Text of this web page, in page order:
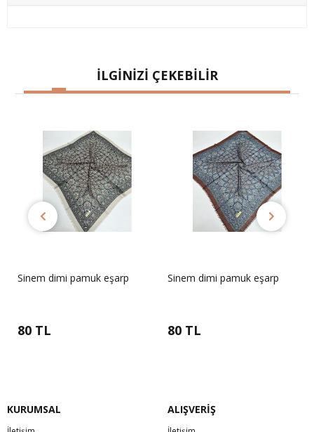
İLGİNİZİ ÇEKEBİLİR
Sinem dimi pamuk eşarp
80 TL
Sinem dimi pamuk eşarp
80 TL
KURUMSAL ALIŞVERİŞ